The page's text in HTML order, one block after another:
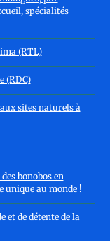
spécialités
(RTL)
(RDC)
sites naturels à
bonobos en
unique au monde !
et de détente de la